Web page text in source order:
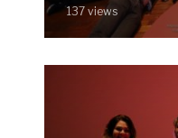
137 views